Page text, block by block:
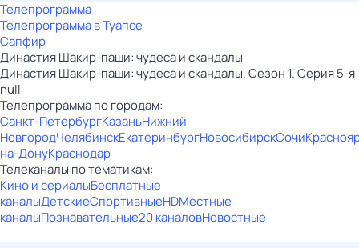
Телепрограмма
Телепрограмма в Туапсе
Сапфир
Династия Шакир-паши: чудеса и скандалы
Династия Шакир-паши: чудеса и скандалы. Сезон 1. Серия 5-я
null
Телепрограмма по городам:
Санкт-ПетербургКазаньНижний
НовгородЧелябинскЕкатеринбургНовосибирскСочи
на-ДонуКраснодар
Телеканалы по тематикам:
Кино и сериалыБесплатные
каналыДетскиеСпортивныеHDМестные
каналыПознавательные20 каналовНовостные